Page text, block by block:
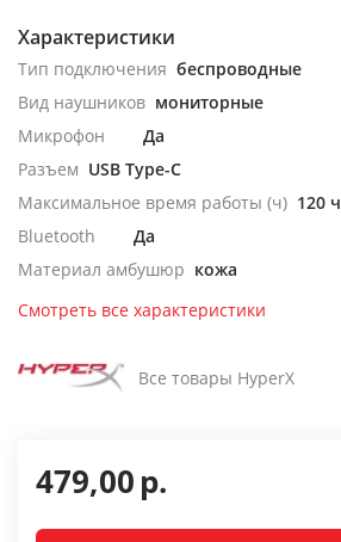
Характеристики
Тип подключения беспроводные
Вид наушников мониторные
Микрофон
Да
Разъем USB Type-C
Максимальное время работы (ч) 120 ч
Bluetooth
Да
Материал амбушюр кожа
Смотреть все характеристики
Все товары HyperX
479,00р.